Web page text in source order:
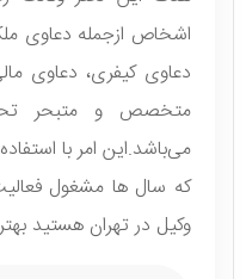
هدف این دفتر
اشخاص ازجمله دعاوی
دعاوی کیفری، دعاوی
متخصص و متبحر
می‌باشد.این امر با
که سال ها مشغول
وکیل در تهران هستید